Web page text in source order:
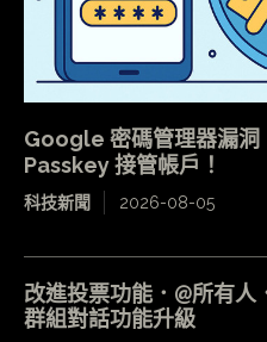
Google 密碼管理器漏
Passkey 接管帳戶！
科技新聞 2026-08-05
改進投票功能．@所有
群組對話功能升級